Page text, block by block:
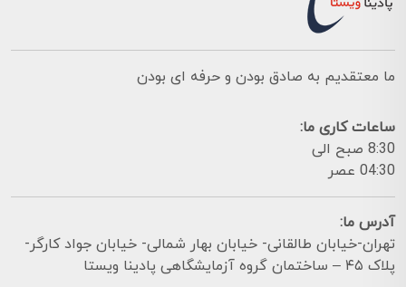
ما معتقدیم به صادق بودن و حرفه ای بودن
ساعات کاری ما:
8:30 صبح الی
04:30 عصر
آدرس ما:
تهران-خیابان طالقانی- خیابان بهار شمالی- خیابان جواد کارگر-
پلاک ۴۵ – ساختمان گروه آزمایشگاهی پادینا ویستا